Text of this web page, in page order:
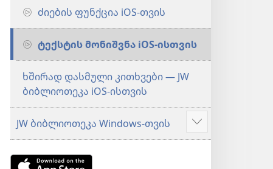
ძიების ფუნქცია iOS-თვის
ტექსტის მონიშვნა iOS-ისთვის
ხშირად დასმული კითხვები — JW
ბიბლიოთეკა iOS-ისთვის
JW ბიბლიოთეკა Windows-თვის
აჩვენეთ
მეტი
Download